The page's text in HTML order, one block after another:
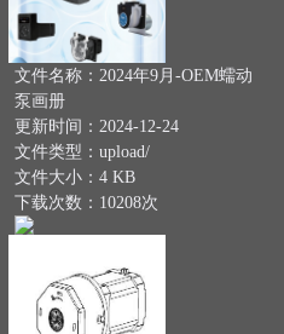
文件名称：2024年9月-OEM蠕动
泵画册
更新时间：2024-12-24
文件类型：upload/
文件大小：4 KB
下载次数：10208次